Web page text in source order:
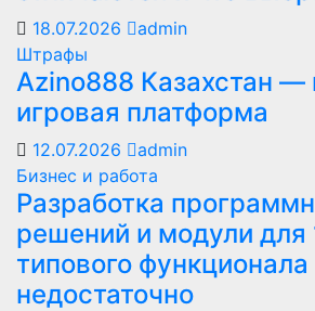
18.07.2026
admin
Штрафы
Azino888 Казахстан —
игровая платформа
12.07.2026
admin
Бизнес и работа
Разработка
решений и модули для
типового функционала
недостаточно